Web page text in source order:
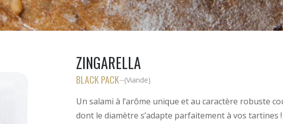
ZINGARELLA
BLACK PACK—(Viande)
Un salami à l’arôme unique et au caractère robuste
dont le diamètre s’adapte parfaitement à vos tartines !